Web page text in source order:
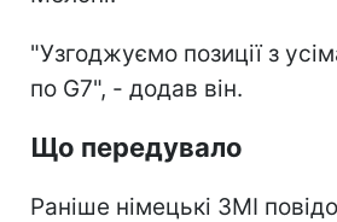
"Узгоджуємо позиції з
по G7", - додав він.
Що передувало
Раніше німецькі ЗМІ